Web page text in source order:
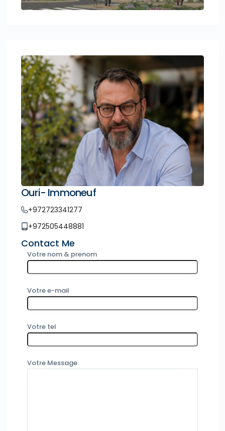
Ouri- Immoneuf
+972723341277
+972505448881
Contact Me
Votre nom & prenom
Votre e-mail
Votre tel
Votre Message